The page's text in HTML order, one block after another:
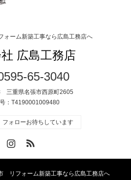
ーム新築工事なら広島工務店へ
広島工務店
65-3040
三重県名張市西原町2605
：T4190001009480
ォローお待ちしています
リフォーム新築工事なら広島工務店へ